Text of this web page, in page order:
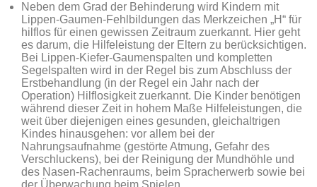
Neben dem Grad der Behinderung wird Kindern mit
Lippen-Gaumen-Fehlbildungen das Merkzeichen „H“ für
hilflos für einen gewissen Zeitraum zuerkannt. Hier geht
es darum, die Hilfeleistung der Eltern zu berücksichtigen.
Bei Lippen-Kiefer-Gaumenspalten und kompletten
Segelspalten wird in der Regel bis zum Abschluss der
Erstbehandlung (in der Regel ein Jahr nach der
Operation) Hilflosigkeit zuerkannt. Die Kinder benötigen
während dieser Zeit in hohem Maße Hilfeleistungen, die
weit über diejenigen eines gesunden, gleichaltrigen
Kindes hinausgehen: vor allem bei der
Nahrungsaufnahme (gestörte Atmung, Gefahr des
Verschluckens), bei der Reinigung der Mundhöhle und
des Nasen-Rachenraums, beim Spracherwerb sowie bei